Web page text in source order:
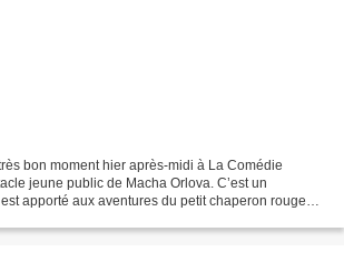
bon moment hier après-midi à La Comédie
jeune public de Macha Orlova. C’est un
apporté aux aventures du petit chaperon rouge